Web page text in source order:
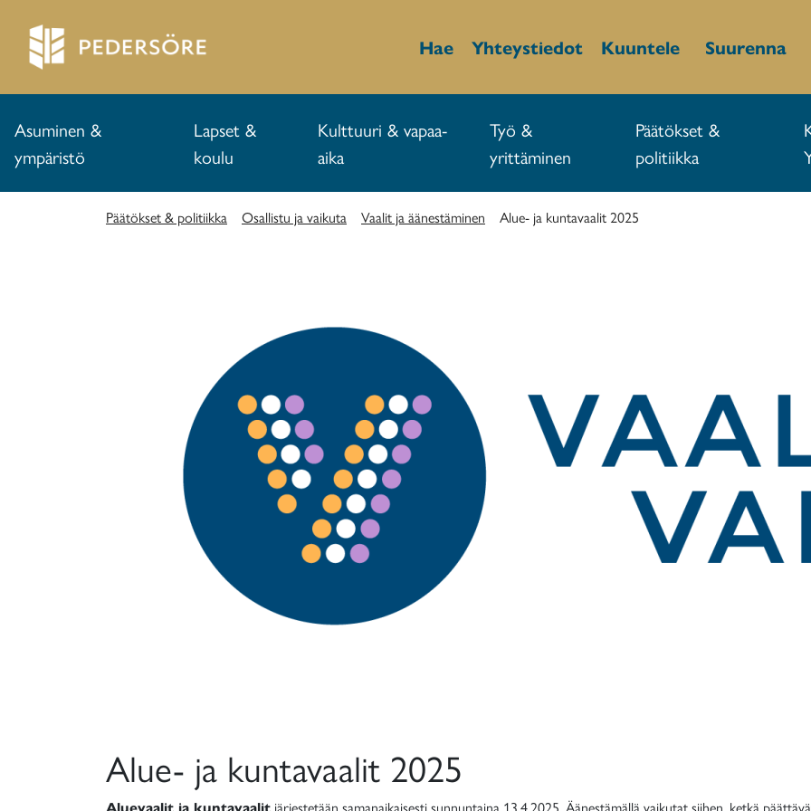
Hae Yhteystiedot Kuuntele Suurenna
Asuminen &
ympäristö
Lapset &
koulu
Kulttuuri & vapaa-
aika
Työ &
yrittäminen
Päätökset &
politiikka
Päätökset & politiikka Osallistu ja vaikuta Vaalit ja äänestäminen Alue- ja kuntavaalit 2025
Alue- ja kuntavaalit 2025